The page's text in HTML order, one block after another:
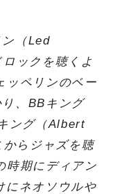
（Led
ックを聴くよ
ッペリンのベー
、BBキング
ング（Albert
らジャズを聴
時期にディアン
にネオソウルや